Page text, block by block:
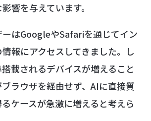
響を与えています。
ーはGoogleやSafariを通じてイン
報にアクセスしてきました。し
載されるデバイスが増えること
ラウザを経由せず、AIに直接質
ケースが急激に増えると考えら